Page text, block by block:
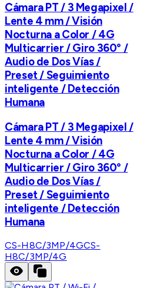
Cámara PT / 3 Megapixel /
Lente 4 mm / Visión
Nocturna a Color / 4G
Multicarrier / Giro 360° /
Audio de Dos Vías /
Preset / Seguimiento
inteligente / Detección
Humana
Cámara PT / 3 Megapixel /
Lente 4 mm / Visión
Nocturna a Color / 4G
Multicarrier / Giro 360° /
Audio de Dos Vías /
Preset / Seguimiento
inteligente / Detección
Humana
CS-H8C/3MP/4GCS-
H8C/3MP/4G